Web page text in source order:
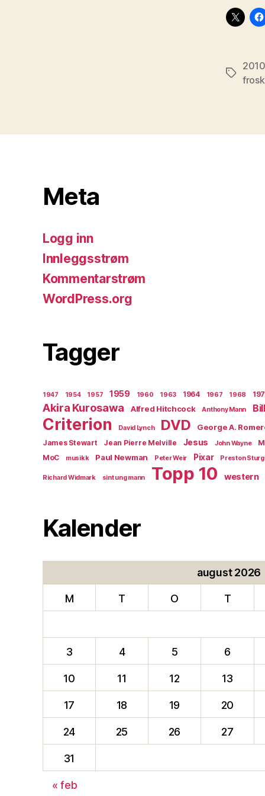
Stikkord
2010
Meta
Logg inn
Innleggsstrøm
Kommentarstrøm
WordPress.org
Tagger
1947 1954 1957 1959 1960 1963 1964 1967 1968
Akira Kurosawa Alfred Hitchcock Anthony Mann
Criterion David Lynch DVD George A.
James Stewart Jean Pierre Melville Jesus John Wayne
MoC
musikk Paul Newman Peter Weir Pixar Preston
Richard Widmark sint ung mann Topp 10 western
Kalender
august 2026
M T O T
3 4 5 6
10 11 12 13
17 18 19 20
24 25 26 27
31
« feb